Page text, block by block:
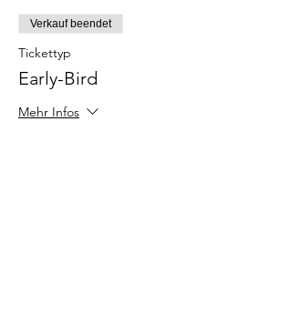
Verkauf beendet
Tickettyp
Early-Bird
Mehr Infos